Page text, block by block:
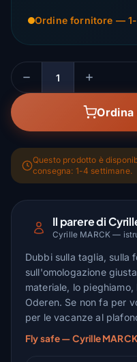
Ordine fornitore —
Quantità
Questo prodotto è
consegna: 1-4 settimane.
Il parere di
Cyrille MARCK —
Dubbi sulla taglia, sulla
sull'omologazione
materiale, lo
Oderen. Se non fa per
per le vacanze al
Fly safe — Cyrille